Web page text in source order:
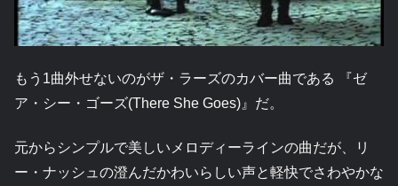
もう1曲外せないのがザ・ラーズのカバー曲である 『ゼ
ア・シー・ゴーズ(There She Goes)』だ。
元からシンプルで美しいメロディーラインの曲だが、リ
ー・ナッシュの澄んだかわいらしい声と軽快でさわやかな